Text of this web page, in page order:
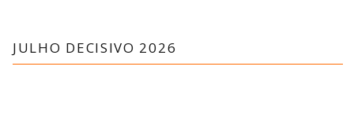
JULHO DECISIVO 2026